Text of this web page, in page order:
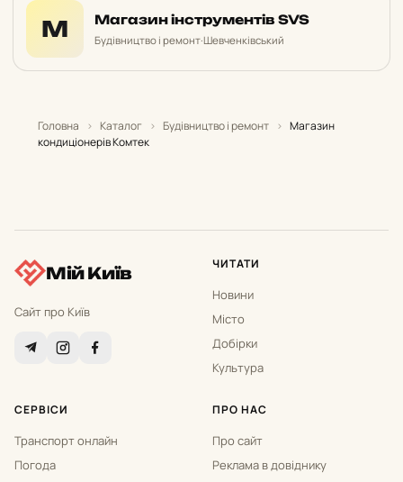
М Магазин інструментів SVS
Будівництво і ремонт·Шевченківський
Головна › Каталог › Будівництво і ремонт › Магазин
кондиціонерів Комтек
Мій Київ
Сайт про Київ
ЧИТАТИ
Новини
Місто
Добірки
Культура
СЕРВІСИ
Транспорт онлайн
Погода
ПРО НАС
Про сайт
Реклама в довіднику